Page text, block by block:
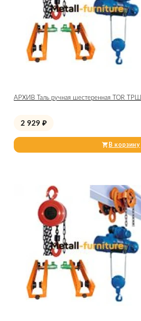
АРХИВ Таль ручная шестеренная TOR
2 929 ₽
В корзину